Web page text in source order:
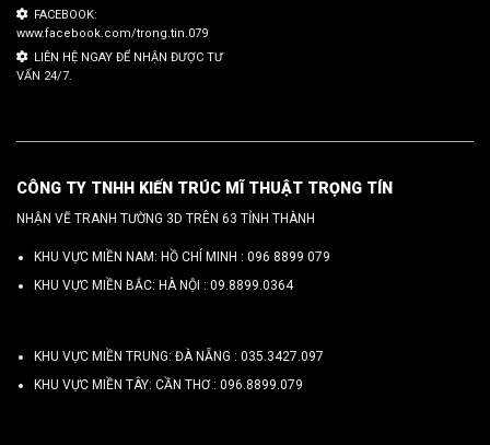
FACEBOOK:
www.facebook.com/trong.tin.079
LIÊN HỆ NGAY ĐỂ NHẬN ĐƯỢC TƯ
VẤN 24/7.
CÔNG TY TNHH KIẾN TRÚC MĨ THUẬT TRỌNG TÍN
NHẬN VẼ TRANH TƯỜNG 3D TRÊN 63 TỈNH THÀNH
KHU VỰC MIỀN NAM: HỒ CHÍ MINH : 096 8899 079
KHU VỰC MIỀN BẮC: HÀ NỘI : 09.8899.0364
KHU VỰC MIỀN TRUNG: ĐÀ NẴNG : 035.3427.097
KHU VỰC MIỀN TÂY: CẦN THƠ : 096.8899.079